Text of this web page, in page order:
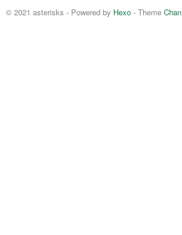
© 2021 asterisks - Powered by Hexo - Theme Chan